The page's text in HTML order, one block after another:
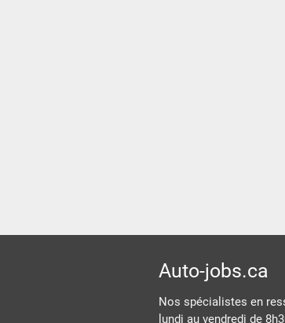
Auto-jobs.ca
Nos spécialistes en
lundi au vendredi de